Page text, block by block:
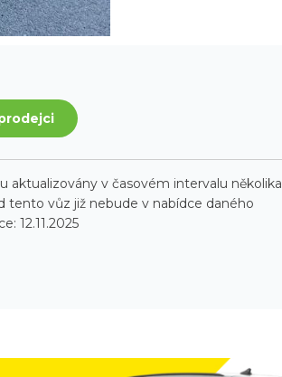
aktualizovány v časovém intervalu několika
tento vůz již nebude v nabídce daného
12.11.2025